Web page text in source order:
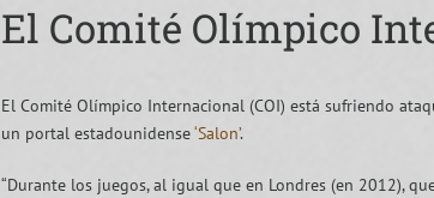
El Comité Olímpico
El Comité Olímpico Internacional (COI) está sufriendo
un portal estadounidense‘Salon’.
“Durante los juegos, al igual que en Londres (en 2012),